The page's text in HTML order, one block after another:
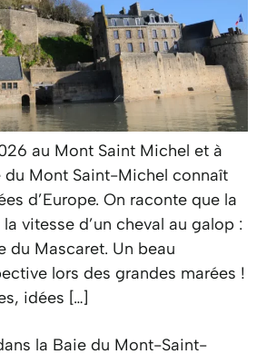
au Mont Saint Michel et à
du Mont Saint-Michel connaît
d’Europe. On raconte que la
vitesse d’un cheval au galop :
du Mascaret. Un beau
lors des grandes marées !
idées […]
la Baie du Mont-Saint-